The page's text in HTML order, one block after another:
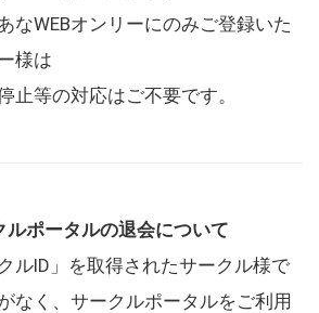
なWEBオンリーにのみご登録いた
様は
止等の対応はご不要です。
ルポータルの退会について
ルID」を取得されたサークル様で
なく、サークルポータルをご利用